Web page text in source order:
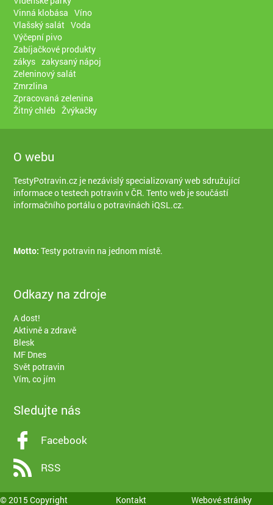
Vinná klobása Víno
Vlašský salát Voda
Výčepní pivo
Zabíjačkové produkty
zákys zakysaný nápoj
Zeleninový salát
Zmrzlina
Zpracovaná zelenina
Žitný chléb Žvýkačky
O webu
TestyPotravin.cz je nezávislý specializovaný web sdružující
informace o testech potravin v ČR. Tento web je součástí
informačního portálu o potravinách iQSL.cz.
Motto: Testy potravin na jednom místě.
Odkazy na zdroje
A dost!
Aktivně a zdravě
Blesk
MF Dnes
Svět potravin
Vím, co jím
Sledujte nás
Facebook
RSS
© 2015 Copyright Kontakt Webové stránky